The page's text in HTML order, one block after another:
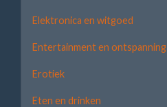
Elektronica en witgoed
Entertainment en ontspanning
Erotiek
Eten en drinken